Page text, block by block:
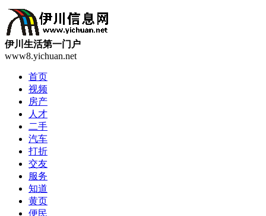
伊川生活第一门户
www8.yichuan.net
首页
视频
房产
人才
二手
汽车
打折
交友
服务
知道
黄页
便民